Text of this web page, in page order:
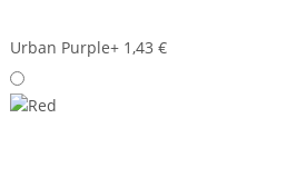
Urban Purple+ 1,43 €